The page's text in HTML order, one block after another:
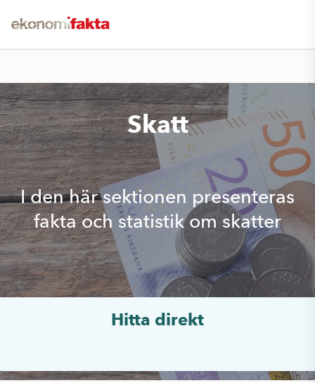
Skatt
I den här sektionen presenteras
fakta och statistik om skatter
Hitta direkt